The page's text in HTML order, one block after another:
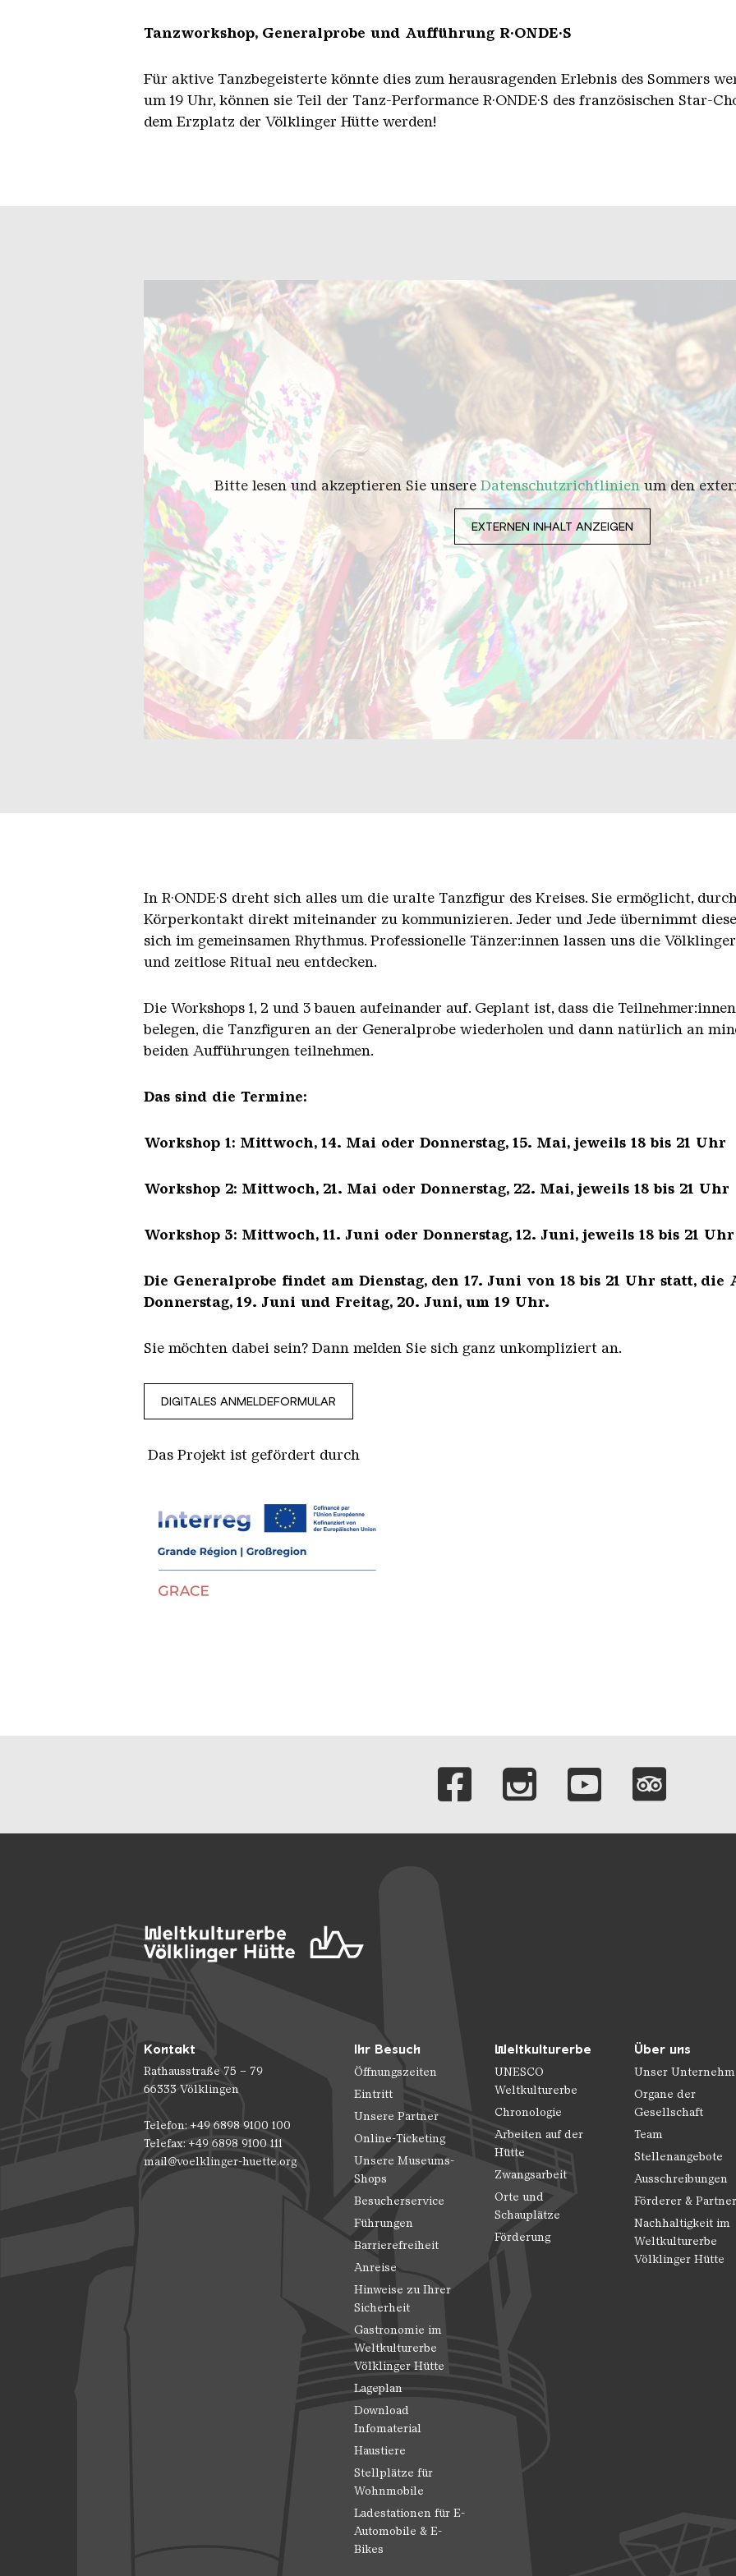
Tanzworkshop, Generalprobe und Aufführung R·ONDE·S
Für aktive Tanzbegeisterte könnte dies zum herausragenden Erlebnis des Sommers
um 19 Uhr, können sie Teil der Tanz-Performance R·ONDE·S des französischen Star-
dem Erzplatz der Völklinger Hütte werden!
Bitte lesen und akzeptieren Sie unsere Datenschutzrichtlinienum den
EXTERNEN INHALT ANZEIGEN
In R·ONDE·S dreht sich alles um die uralte Tanzfigur des Kreises. Sie ermöglicht,
Körperkontakt direkt miteinander zu kommunizieren. Jeder und Jede übernimmt
sich im gemeinsamen Rhythmus. Professionelle Tänzer:innen lassen uns die
und zeitlose Ritual neu entdecken.
Die Workshops 1, 2 und 3 bauen aufeinander auf. Geplant ist, dass die
belegen, die Tanzfiguren an der Generalprobe wiederholen und dann natürlich an
beiden Aufführungen teilnehmen.
Das sind die Termine:
Workshop 1: Mittwoch, 14. Mai oder Donnerstag, 15. Mai, jeweils 18 bis 21 Uhr
Workshop 2: Mittwoch, 21. Mai oder Donnerstag, 22. Mai, jeweils 18 bis 21 Uhr
Workshop 3: Mittwoch, 11. Juni oder Donnerstag, 12. Juni, jeweils 18 bis 21 Uhr
Die Generalprobe findet am Dienstag, den 17. Juni von 18 bis 21 Uhr statt,
Donnerstag, 19. Juni und Freitag, 20. Juni, um 19 Uhr.
Sie möchten dabei sein? Dann melden Sie sich ganz unkompliziert an.
DIGITALES ANMELDEFORMULAR
Das Projekt ist gefördert durch
Verlinkungen zu
Kontakt
Rathausstraße 75 – 79
66333 Völklingen
Telefon: +49 6898 9100 100
Telefax: +49 6898 9100 111
mail@voelklinger-huette.org
Ihr Besuch
Öffnungszeiten
Eintritt
Unsere Partner
Online-Ticketing
Unsere Museums-
Shops
Besucherservice
Führungen
Barrierefreiheit
Anreise
Hinweise zu Ihrer
Sicherheit
Gastronomie im
Weltkulturerbe
Völklinger Hütte
Lageplan
Download
Infomaterial
Haustiere
Stellplätze für
Wohnmobile
Ladestationen für E-
Automobile & E-
Bikes
Weltkulturerbe
UNESCO
Weltkulturerbe
Chronologie
Arbeiten auf der
Hütte
Zwangsarbeit
Orte und
Schauplätze
Förderung
Über uns
Unser
Organe der
Gesellschaft
Team
Stellenangebote
Ausschreibungen
Förderer & Partner
Nachhaltigkeit im
Weltkulturerbe
Völklinger Hütte